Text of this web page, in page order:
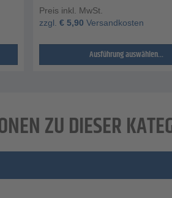
Preis inkl. MwSt.
zzgl. € 5,90 Versandkosten
Ausführung auswählen...
ZU DIESER